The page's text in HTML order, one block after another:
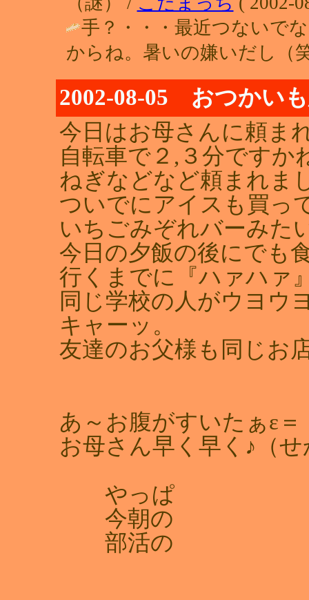
手？・・・最近つないで
からね。暑いの嫌いだし（
2002-08-05 おつかい
今日はお母さんに頼ま
自転車で２,３分ですか
ねぎなどなど頼まれま
ついでにアイスも買っ
いちごみぞれバーみた
今日の夕飯の後にでも
行くまでに『ハァハァ
同じ学校の人がウヨウ
キャーッ。
友達のお父様も同じお
あ～お腹がすいたぁε＝
お母さん早く早く♪（
やっぱ
今朝の
部活の